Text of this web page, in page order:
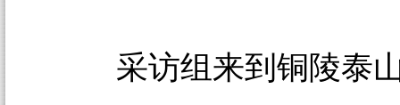
采访组来到铜陵泰